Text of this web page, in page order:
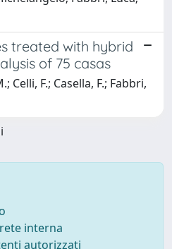
treated with hybrid
of 75 casas
Celli, F.; Casella, F.; Fabbri,
interna
autorizzati